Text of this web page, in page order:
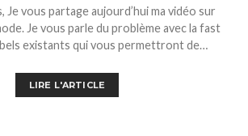
Je vous partage aujourd’hui ma vidéo sur
Je vous parle du problème avec la fast
existants qui vous permettront de…
LIRE L'ARTICLE